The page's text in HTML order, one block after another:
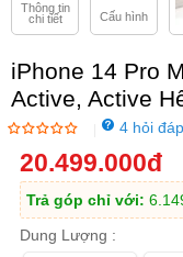
làm
Trả
cho
Thông tin
chi tiết
Cấu hình
iPhone 14 Pro
Active, Active
4 hỏi đáp
20.499.000đ
Trả góp chỉ với:
Dung Lượng :